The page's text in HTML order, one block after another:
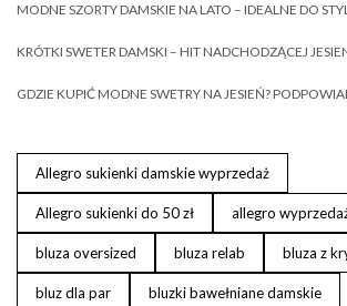
MODNE SZORTY DAMSKIE NA LATO – IDEALNE DO
KRÓTKI SWETER DAMSKI – HIT NADCHODZĄCEJ
GDZIE KUPIĆ MODNE SWETRY NA JESIEŃ?
Allegro sukienki damskie wyprzedaż
Allegro sukienki do 50 zł allegro
bluza oversized bluza relab bluza z
bluz dla par bluzki bawełniane damskie